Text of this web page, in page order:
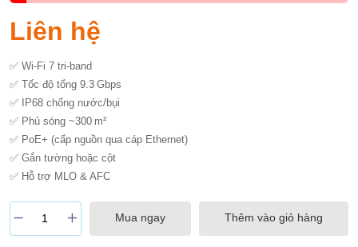
Liên hệ
✅ Wi-Fi 7 tri-band
✅ Tốc độ tổng 9.3 Gbps
✅ IP68 chống nước/bụi
✅ Phủ sóng ~300 m²
✅ PoE+ (cấp nguồn qua cáp Ethernet)
✅ Gắn tường hoặc cột
✅ Hỗ trợ MLO & AFC
Mua ngay Thêm vào giỏ hàng